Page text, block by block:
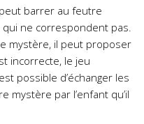
barrer au feutre
ne correspondent pas.
mystère, il peut proposer
incorrecte, le jeu
possible d’échanger les
mystère par l’enfant qu’il